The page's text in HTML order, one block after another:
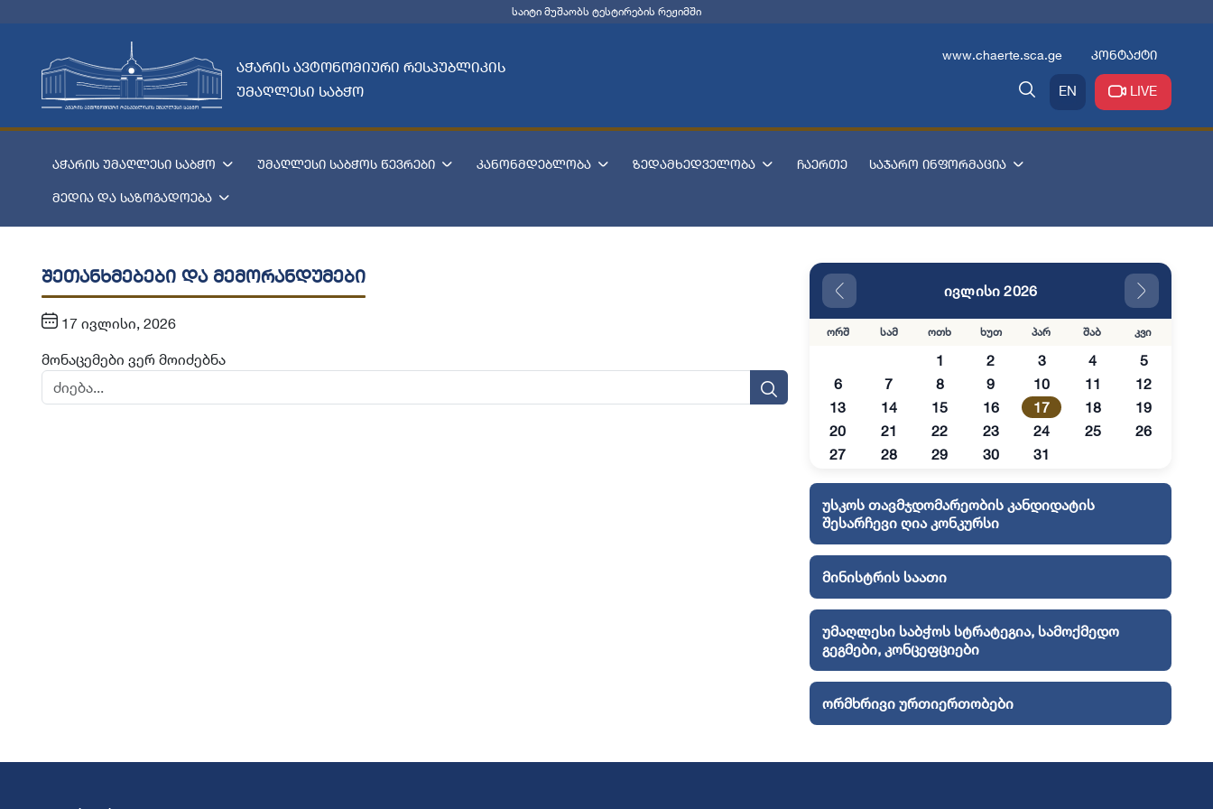
საიტი მუშაობს ტესტირების რეჟიმში
აჭარის ავტონომიური რესპუბლიკის
უმაღლესი საბჭო
www.chaerte.sca.ge კონტაქტი
EN LIVE
აჭარის უმაღლესი საბჭო უმაღლესი საბჭოს წევრები კანონმდებლობა ზედამხედველობა ჩაერთე საჯარო ინფორმაცია
მედია და საზოგადოება
შეთანხმებები და მემორანდუმები
17 ივლისი, 2026
მონაცემები ვერ მოიძებნა
ივლისი 2026
ორშ სამ ოთხ ხუთ პარ შაბ კვი
1 2 3 4
5
6
7 8 9 10 11
12
13
14 15 16 17 18
19
20
21 22 23 24 25
26
27
28 29 30 31
უსკოს თავმჯდომარეობის კანდიდატის
შესარჩევი ღია კონკურსი
მინისტრის საათი
უმაღლესი საბჭოს სტრატეგია, სამოქმედო
გეგმები, კონცეფციები
ორმხრივი ურთიერთობები